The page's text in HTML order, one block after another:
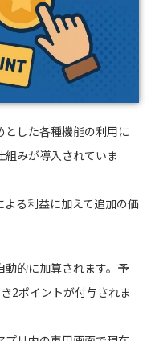
とした各種機能の利用に
みが導入されていま
る利益に加えて追加の価
動的に加算されます。予
2ポイントが付与されま